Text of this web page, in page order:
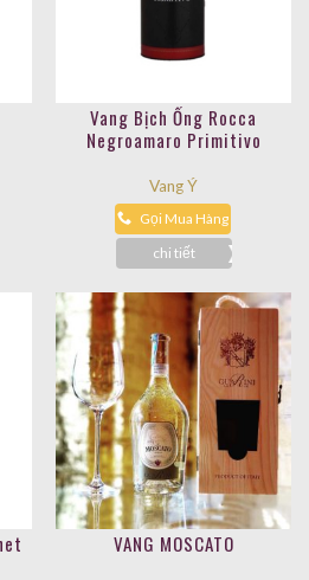
Vang Bịch Ống Rocca
Negroamaro Primitivo
Vang Ý
Gọi Mua Hàng
chi tiết
VANG MOSCATO